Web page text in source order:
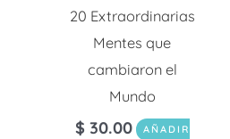
20 Extraordinarias
Mentes que
cambiaron el
Mundo
$ 30.00
AÑADIR